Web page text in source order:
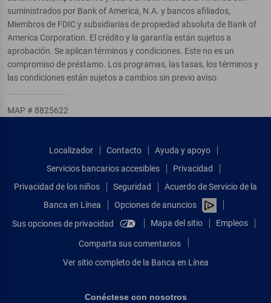
suministrados por Bank of America, N.A. y bancos afiliados,
Miembros de FDIC y subsidiarias de propiedad absoluta de Bank of
America Corporation. El crédito y la garantía están sujetos a
aprobación. Se aplican términos y condiciones. Este no es un
compromiso de préstamo. Los programas, las tasas, los términos y
las condiciones están sujetos a cambios sin previo aviso.
MAP # 8825622
Localizador Contacto
Ayuda y apoyo
Servicios bancarios accesibles
Privacidad
Privacidad de los niños
Seguridad
Acuerdo de Servicio de la
Banca en Línea
Opciones de anuncios
Sus opciones de privacidad
Mapa del sitio Empleos
Comparta sus comentarios
Ver sitio completo de la Banca en Línea
Conéctese con nosotros